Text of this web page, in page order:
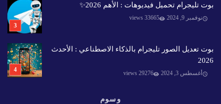
بوت تليجرام تحميل فيديوهات : الأهم 2026✨️
نوفمبر 9, 2024 33665 views
بوت تعديل الصور تليجرام بالذكاء الاصطناعي : الأحدث
2026
أغسطس 3, 2024 29276 views
وسوم